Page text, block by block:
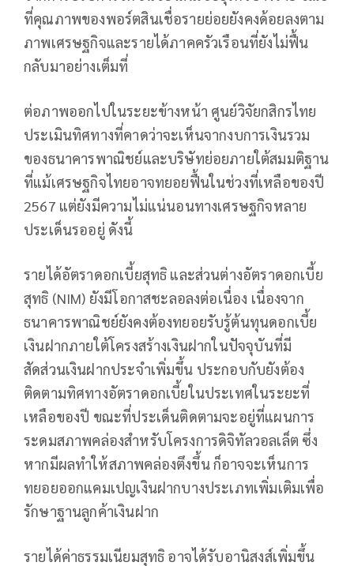
ที่คุณภาพของพอร์ตสินเชื่อรายย่อยยังคงด้อยลงตาม
ภาพเศรษฐกิจและรายได้ภาคครัวเรือนที่ยังไม่ฟื้น
กลับมาอย่างเต็มที่
ต่อภาพออกไปในระยะข้างหน้า ศูนย์วิจัยกสิกรไทย
ประเมินทิศทางที่คาดว่าจะเห็นจากงบการเงินรวม
ของธนาคารพาณิชย์และบริษัทย่อยภายใต้สมมติฐาน
ที่แม้เศรษฐกิจไทยอาจทยอยฟื้นในช่วงที่เหลือของปี
2567 แต่ยังมีความไม่แน่นอนทางเศรษฐกิจหลาย
ประเด็นรออยู่ ดังนี้
รายได้อัตราดอกเบี้ยสุทธิ และส่วนต่างอัตราดอกเบี้ย
สุทธิ (NIM) ยังมีโอกาสชะลอลงต่อเนื่อง เนื่องจาก
ธนาคารพาณิชย์ยังคงต้องทยอยรับรู้ต้นทุนดอกเบี้ย
เงินฝากภายใต้โครงสร้างเงินฝากในปัจจุบันที่มี
สัดส่วนเงินฝากประจำเพิ่มขึ้น ประกอบกับยังต้อง
ติดตามทิศทางอัตราดอกเบี้ยในประเทศในระยะที่
เหลือของปี ขณะที่ประเด็นติดตามจะอยู่ที่แผนการ
ระดมสภาพคล่องสำหรับโครงการดิจิทัลวอลเล็ต ซึ่ง
หากมีผลทำให้สภาพคล่องตึงขึ้น ก็อาจจะเห็นการ
ทยอยออกแคมเปญเงินฝากบางประเภทเพิ่มเติมเพื่อ
รักษาฐานลูกค้าเงินฝาก
รายได้ค่าธรรมเนียมสุทธิ อาจได้รับอานิสงส์เพิ่มขึ้น